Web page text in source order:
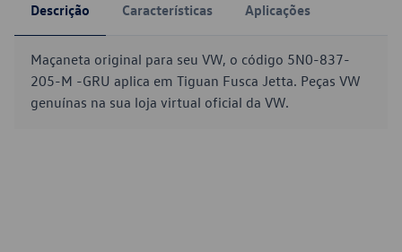
Descrição Características Aplicações
Maçaneta original para seu VW, o código 5N0-837-
205-M -GRU aplica em Tiguan Fusca Jetta. Peças VW
genuínas na sua loja virtual oficial da VW.